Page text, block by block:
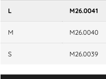
L M26.0041
M M26.0040
S M26.0039